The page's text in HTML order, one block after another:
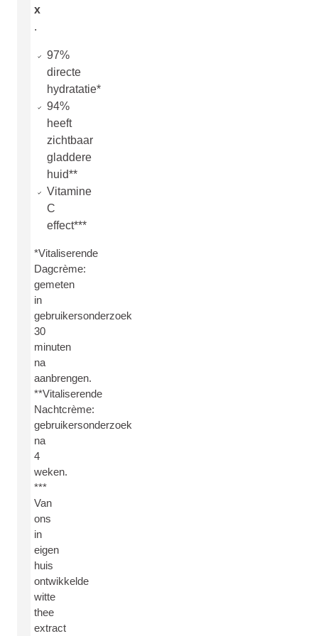
x
.
97%
directe
hydratatie*
94%
heeft
zichtbaar
gladdere
huid**
Vitamine
C
effect***
*Vitaliserende
Dagcrème:
gemeten
in
gebruikersonderzoek
30
minuten
na
aanbrengen.
**Vitaliserende
Nachtcrème:
gebruikersonderzoek
na
4
weken.
***
Van
ons
in
eigen
huis
ontwikkelde
witte
thee
extract